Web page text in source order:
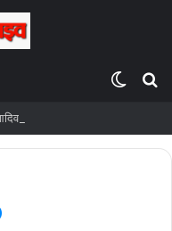
Switch
दिवस….निकली रैली…